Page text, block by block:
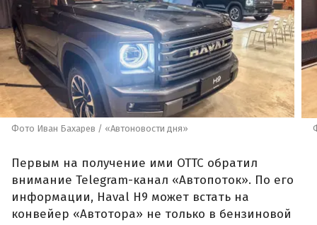
Фото Иван Бахарев / «Автоновости дня»
Первым на получение ими ОТТС обратил
внимание Telegram-канал «Автопоток». По его
информации, Haval H9 может встать на
конвейер «Автотора» не только в бензиновой